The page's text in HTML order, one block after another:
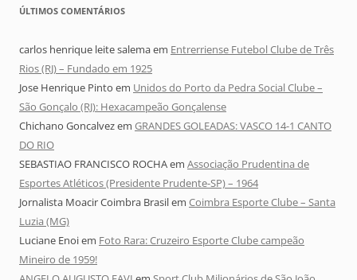
ÚLTIMOS COMENTÁRIOS
carlos henrique leite salemaem Entrerriense Futebol Clube de Três
Rios (RJ) – Fundado em 1925
Jose Henrique Pinto em Unidos do Porto da Pedra Social Clube –
São Gonçalo (RJ): Hexacampeão Gonçalense
Chichano Goncalvezem GRANDES GOLEADAS: VASCO 14-1 CANTO
DO RIO
SEBASTIAO FRANCISCO ROCHAem Associação Prudentina de
Esportes Atléticos (Presidente Prudente-SP) – 1964
Jornalista Moacir Coimbra Brasilem Coimbra Esporte Clube – Santa
Luzia (MG)
Luciane Enoiem Foto Rara: Cruzeiro Esporte Clube campeão
Mineiro de 1959!